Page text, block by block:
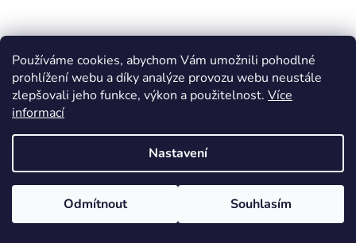
Používáme cookies, abychom Vám umožnili pohodlné
prohlížení webu a díky analýze provozu webu neustále
zlepšovali jeho funkce, výkon a použitelnost. Více
informací
Nastavení
Odmítnout Souhlasím